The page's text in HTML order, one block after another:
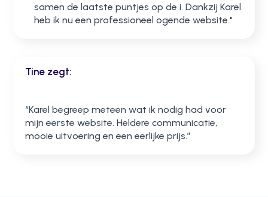
samen de laatste puntjes op de i. Dankzij Karel
heb ik nu een professioneel ogende website."
Tine zegt:
“Karel begreep meteen wat ik nodig had voor
mijn eerste website. Heldere communicatie,
mooie uitvoering en een eerlijke prijs.”